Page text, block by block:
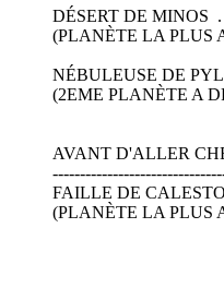
DÉSERT DE
(PLANÈTE LA PLUS
NÉBULEUSE DE
(2EME PLANÈTE A
AVANT D'ALLER
FAILLE DE
(PLANÈTE LA PLUS